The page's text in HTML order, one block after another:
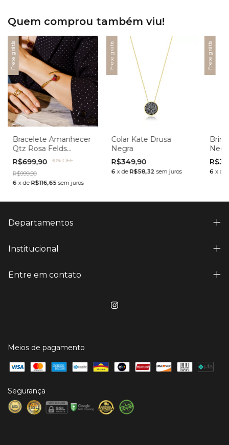
Quem comprou também viu!
Frete grátis
Bracelete Amanhecer
Qtz Rosa Felds
Vermelho e Ametista
R$699,90 -30%OFF
R$999,90
6 xde R$116,65 sem juros
Frete grátis
Colar Kate Drusa
Negra
R$349,90
6 xde R$58,32 sem juros
Frete grátis
6 x de
Departamentos
Institucional
Entre em contato
Meios de pagamento